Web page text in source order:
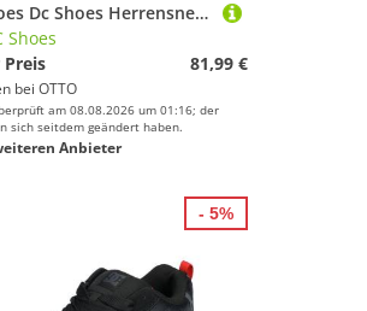
DC Shoes Dc Shoes Herrensneakers Schwarz, Grau PURE HIGH-TOP WC ADYS400043 Sneaker
Shoes
Preis
81,99 €
bei OTTO
am 08.08.2026 um 01:16; der
sich seitdem geändert haben.
Anbieter
- 5%